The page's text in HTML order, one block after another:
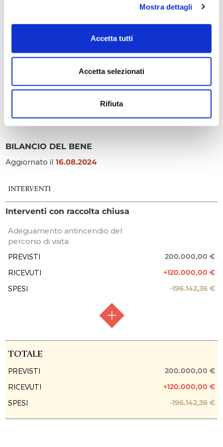
Mostra dettagli
Accetta tutti
Accetta selezionati
Rifiuta
consentito l'acquisizione del certificato di prevenzione
visitabilihttps://www.castellidilagnasco.it/
DESCRIZIONE DEGLI INTERVENTI CON RACCOLTA
BILANCIO DEL BENE
Aggiornato il16.08.2024
INTERVENTI
Interventi con raccolta chiusa
Adeguamento antincendio del
percorso di visita
PREVISTI 200.000,00 €
RICEVUTI +120.000,00 €
SPESI -196.142,36 €
PREVISIONE COSTO TOTALE DELL’INTERVENTO
TOTALE
PREVISTI 200.000,00 €
RICEVUTI +120.000,00 €
SPESI -196.142,36 €